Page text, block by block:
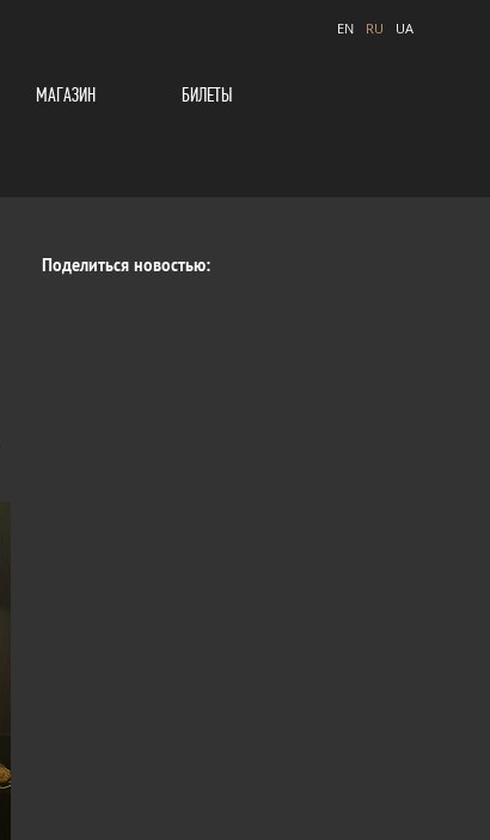
EN RU UA
МАГАЗИН БИЛЕТЫ
Поделиться новостью: